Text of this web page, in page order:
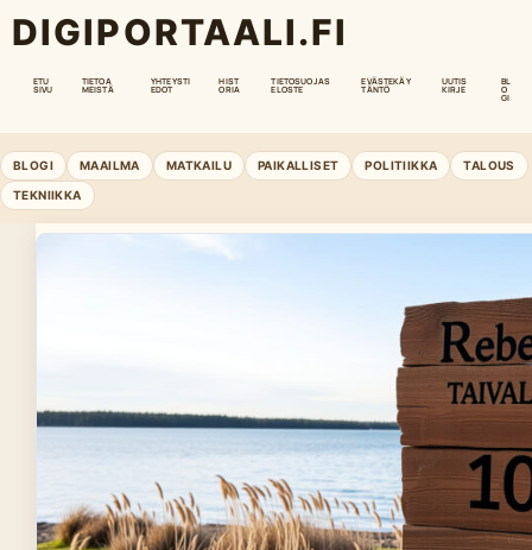
DIGIPORTAALI.FI
ETU
SIVU
TIETOA
MEISTÄ
YHTEYSTI
EDOT
HIST
ORIA
TIETOSUOJAS
ELOSTE
EVÄSTEKÄY
TÄNTÖ
UUTIS
KIRJE
BL
O
GI
BLOGI MAAILMA MATKAILU PAIKALLISET POLITIIKKA TALOUS
TEKNIIKKA